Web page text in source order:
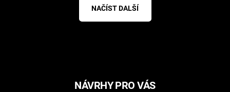
NAČÍST DALŠÍ
NÁVRHY PRO VÁS